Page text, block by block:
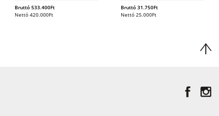
Bruttó 533.400Ft
Nettó 420.000Ft
Bruttó31.750Ft
Nettó25.000Ft